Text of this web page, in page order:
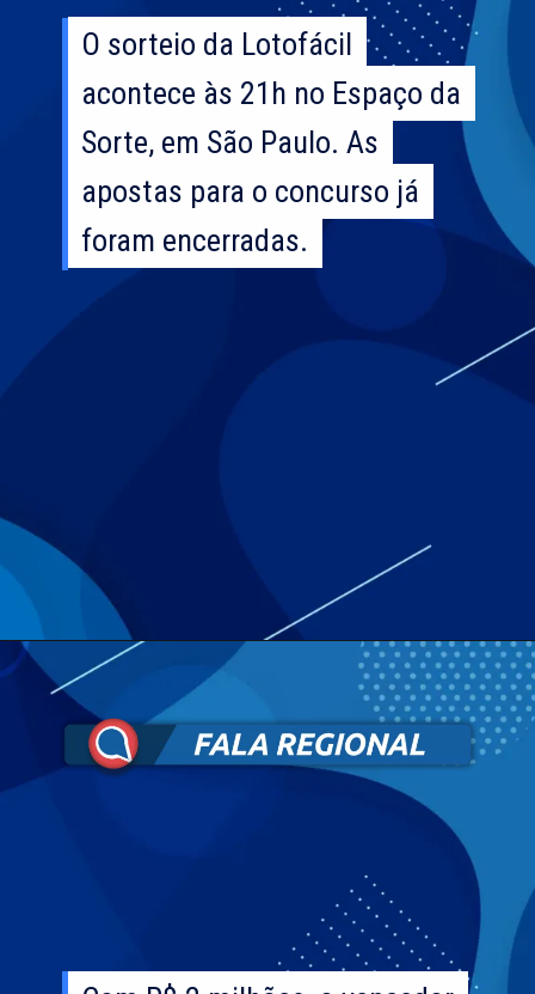
O sorteio da Lotofácil
acontece às 21h no Espaço da
Sorte, em São Paulo. As
apostas para o concurso já
foram encerradas.
O sorteio da Lotofácil
acontece às 21h no Espaço da
Sorte, em São Paulo. As
apostas para o concurso já
foram encerradas.